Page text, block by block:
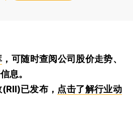
，可随时查阅公司股价走势、
息。
已发布， 点击了解行业动